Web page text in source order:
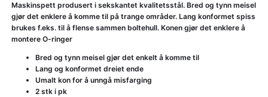
Maskinspett produsert i sekskantet kvalitetsstål. Bred og tynn meisel
gjør det enklere å komme til på trange områder. Lang konformet spiss
brukes f.eks. til å flense sammen boltehull. Konen gjør det enklere å
montere O-ringer
Bred og tynn meisel gjør det enkelt å komme til
Lang og konformet dreiet ende
Umalt kon for å unngå misfarging
2 stk i pk